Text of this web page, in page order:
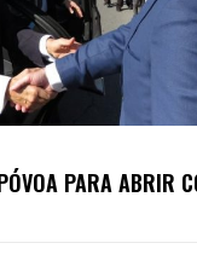
PARA ABRIR